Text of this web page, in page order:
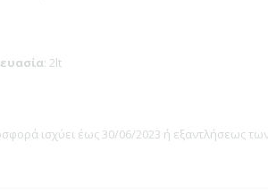
: 2lt
ισχύει έως 30/06/2023 ή εξαντλήσεως